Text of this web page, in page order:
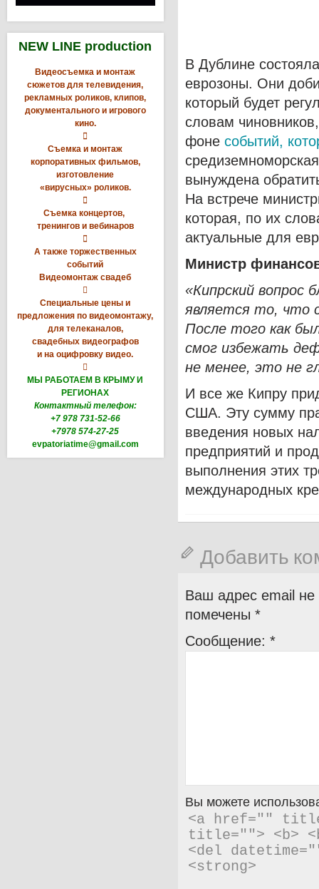
NEW LINE production
Видеосъемка и монтаж
сюжетов для телевидения,
рекламных роликов, клипов,
документального и игрового
кино.

Съемка и монтаж
корпоративных фильмов,
изготовление
«вирусных» роликов.

Съемка концертов,
тренингов и вебинаров

А также торжественных
событий
Видеомонтаж свадеб

Специальные цены и
предложения по видеомонтажу,
для телеканалов,
свадебных видеографов
и на оцифровку видео.

МЫ РАБОТАЕМ В КРЫМУ И
РЕГИОНАХ
Контактный телефон:
+7 978 731-52-66
+7978 574-27-25
evpatoriatime@gmail.com
В Дублине
еврозоны. Они
который будет
словам
фоне событий,
вынуждена
На встрече
которая, по их
актуальные для
Министр
«Кипрский вопрос
является то, что
После того как
смог избежать
не менее, это не
И все же Кипру
США. Эту сумму
введения новых
предприятий и
выполнения этих
международных
Добавить
Ваш адрес email не
помечены *
Сообщение: *
Вы можете
<a href=""
title=""> <b>
<del
<strong>